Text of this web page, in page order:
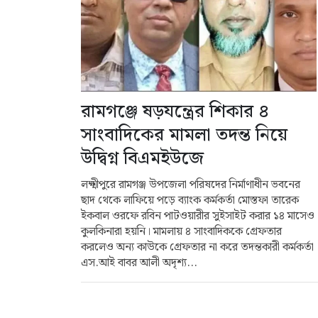
রামগঞ্জে ষড়যন্ত্রের শিকার ৪
সাংবাদিকের মামলা তদন্ত নিয়ে
উদ্বিগ্ন বিএমইউজে
লক্ষ্মীপুরে রামগঞ্জ উপজেলা পরিষদের নির্মাণাধীন ভবনের
ছাদ থেকে লাফিয়ে পড়ে ব্যাংক কর্মকর্তা মোস্তফা তারেক
ইকবাল ওরফে রবিন পাটওয়ারীর সুইসাইট করার ১৪ মাসেও
কুলকিনারা হয়নি। মামলায় ৪ সাংবাদিককে গ্রেফতার
করলেও অন্য কাউকে গ্রেফতার না করে তদন্তকারী কর্মকর্তা
এস.আই বাবর আলী অদৃশ্য...